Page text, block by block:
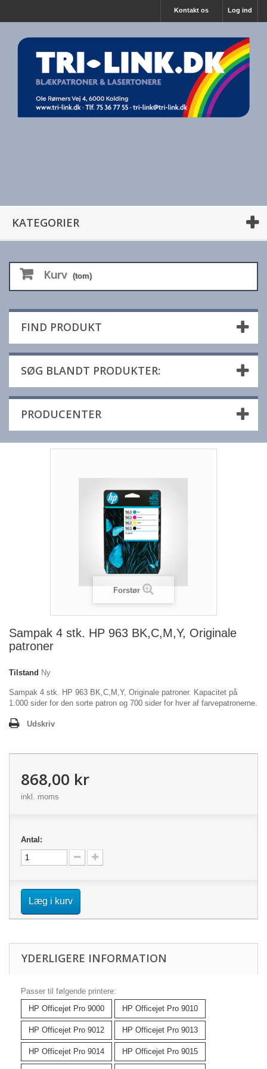
Log ind
Kontakt os
KATEGORIER
Kurv (tom)
FIND PRODUKT
SØG BLANDT PRODUKTER:
PRODUCENTER
Forstør
Sampak 4 stk. HP 963 BK,C,M,Y, Originale
patroner
Tilstand Ny
Sampak 4 stk. HP 963 BK,C,M,Y, Originale patroner. Kapacitet på
1.000 sider for den sorte patron og 700 sider for hver af farvepatronerne.
Udskriv
868,00 kr
inkl. moms
Antal:
Læg i kurv
YDERLIGERE INFORMATION
Passer til følgende printere:
HP Officejet Pro 9000
HP Officejet Pro 9010
HP Officejet Pro 9012 HP Officejet Pro 9013
HP Officejet Pro 9014 HP Officejet Pro 9015